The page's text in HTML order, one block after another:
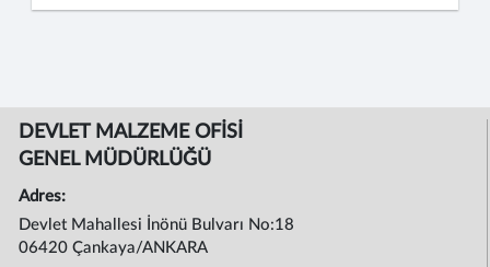
DEVLET MALZEME OFİSİ
GENEL MÜDÜRLÜĞÜ
Adres:
Devlet Mahallesi İnönü Bulvarı No:18
06420 Çankaya/ANKARA